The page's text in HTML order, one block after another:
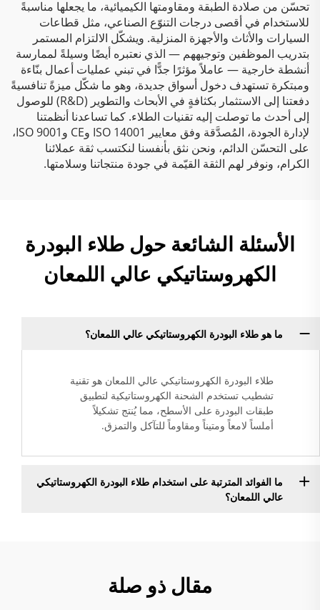
تحسّن من صلادة الطبقة ومقاومتها الكيميائية، ما يجعلها مناسبةً
للاستخدام في أقصى درجات التنوّع الصناعي، مثل قطاعات
السيارات والأثاث والأجهزة المنزلية. ويشكّل الالتزام المستمر
بتدريب الموظفين وتوجيههم — الذي نعتبره أيضًا وسيلةً لممارسة
أنشطة خارجية — عاملاً مؤثرًا جدًّا في تبني عمليات أعمال بنّاءة
ومبتكرة تستهدف دخول أسواق جديدة، وهو ما شكّل ميزةً تنافسيةً
دفعتنا إلى الاستثمار بكثافةٍ في الأبحاث والتطوير (R&D) للوصول
إلى أحدث ما توصلت إليه تقنيات الطلاء. كما تساعدنا أنظمتنا
لإدارة الجودة، المُصدَّقة وفق معايير ISO 14001 وCE وISO 9001،
على التحسّن الدائم، ونحن نثق بأنفسنا لنكتسب ثقة عملائنا
الكرام، ونوفر لهم الثقة القيّمة في جودة منتجاتنا وسلامتها.
الأسئلة الشائعة حول طلاء البودرة
الكهروستاتيكي عالي اللمعان
ما هو طلاء البودرة الكهروستاتيكي عالي اللمعان؟
طلاء البودرة الكهروستاتيكي عالي اللمعان هو تقنية
تشطيب تستخدم الشحنة الكهروستاتيكية لتطبيق
طبقات البودرة على الأسطح، مما يُنتج تشكيلاً
أملساً لامعاً ومتيناً ومقاوماً للتآكل والتمزق.
ما الفوائد المترتبة على استخدام طلاء البودرة الكهروستاتيكي
عالي اللمعان؟
مقال ذو صلة